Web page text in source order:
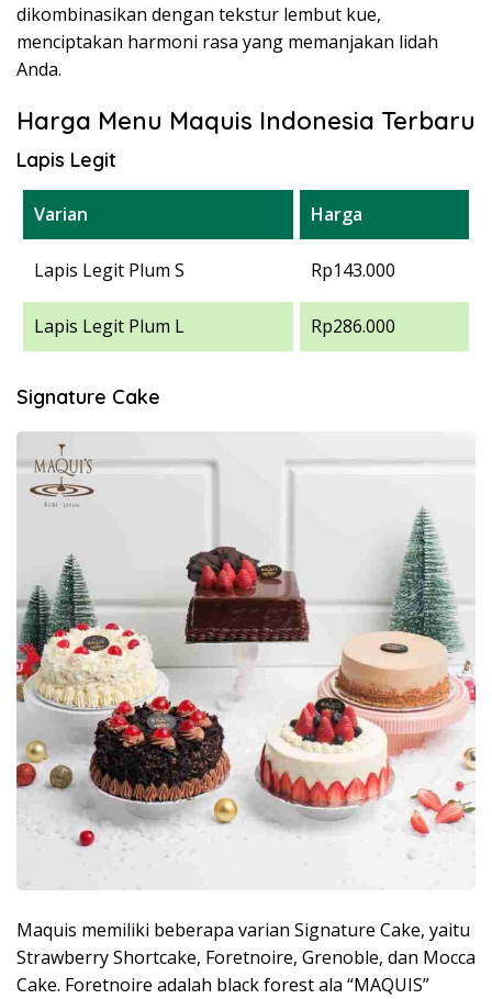
dikombinasikan dengan tekstur lembut kue,
menciptakan harmoni rasa yang memanjakan lidah
Anda.
Harga Menu Maquis Indonesia Terbaru
Lapis Legit
Varian Harga
Lapis Legit Plum S Rp143.000
Lapis Legit Plum L Rp286.000
Signature Cake
Maquis memiliki beberapa varian Signature Cake, yaitu
Strawberry Shortcake, Foretnoire, Grenoble, dan Mocca
Cake. Foretnoire adalah black forest ala “MAQUIS”